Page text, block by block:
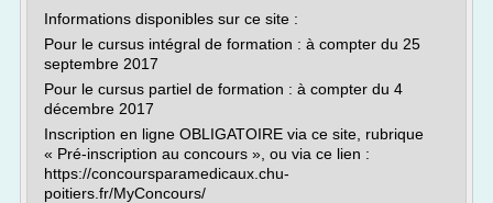
Informations disponibles sur ce site :
Pour le cursus intégral de formation : à compter du 25
septembre 2017
Pour le cursus partiel de formation : à compter du 4
décembre 2017
Inscription en ligne OBLIGATOIRE via ce site, rubrique
« Pré-inscription au concours », ou via ce lien :
https://concoursparamedicaux.chu-
poitiers.fr/MyConcours/